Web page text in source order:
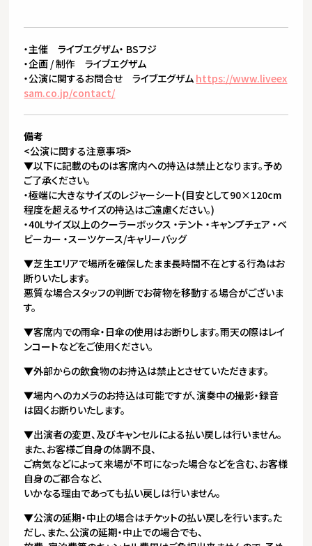
・主催 ライブエグザム・ BSフジ
・企画 / 制作 ライブエグザム
・公演に関するお問合せ ライブエグザム https://www.liveex
sam.co.jp/contact/
備考
<公演に関する注意事項>
▼以下に記載のものは客席内への持込は禁止となります。予め
ご了承ください。
・極端に大きなサイズのレジャーシート(目安として90×120cm
程度を超えるサイズの持込はご遠慮ください。)
・40Lサイズ以上のクーラーボックス ・テント ・キャンプチェア ・ベ
ビーカー ・スーツケース/キャリーバッグ
▼芝生エリアで場所を確保したまま長時間不在とする行為はお
断りいたします。
悪質な場合スタッフの判断でお荷物を移動する場合がございま
す。
▼客席内での雨傘・日傘の使用はお断りします。雨天の際はレイ
ンコートなどをご使用ください。
▼外部からの飲食物のお持込は禁止とさせていただきます。
▼場内へのカメラのお持込は可能ですが、演奏中の撮影・録音
は固くお断りいたします。
▼出演者の変更、及びキャンセルによる払い戻しは行いません。
また、お客様ご自身の体調不良、
ご病気などによって来場が不可になった場合などを含む、お客様
自身のご都合など、
いかなる理由であっても払い戻しは行いません。
▼公演の延期・中止の場合はチケットの払い戻しを行います。た
だし、また、公演の延期・中止での場合でも、